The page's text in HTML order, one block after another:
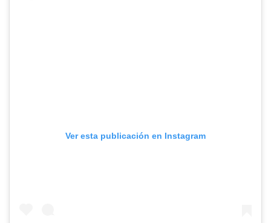
Ver esta publicación en Instagram